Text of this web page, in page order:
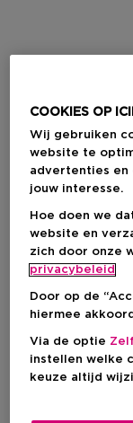
COOKIES OP
Wij gebruiken
website te
advertenties en
jouw interesse.
Hoe doen we
website en
zich door onze
privacybeleid
Door op de
hiermee
Via de optie
instellen welke
keuze altijd